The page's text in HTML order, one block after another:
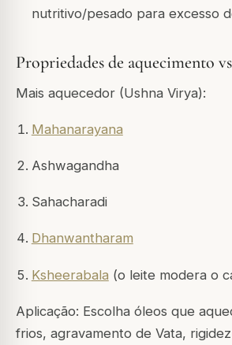
nutritivo/pesado para excesso
Propriedades de aquecimento
Mais aquecedor (Ushna Virya):
Mahanarayana
Ashwagandha
Sahacharadi
Dhanwantharam
Ksheerabala (o leite modera o
Aplicação: Escolha óleos que
frios, agravamento de Vata,